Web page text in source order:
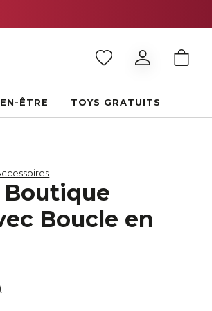
ÊTRE TOYS GRATUITS
Boucle en